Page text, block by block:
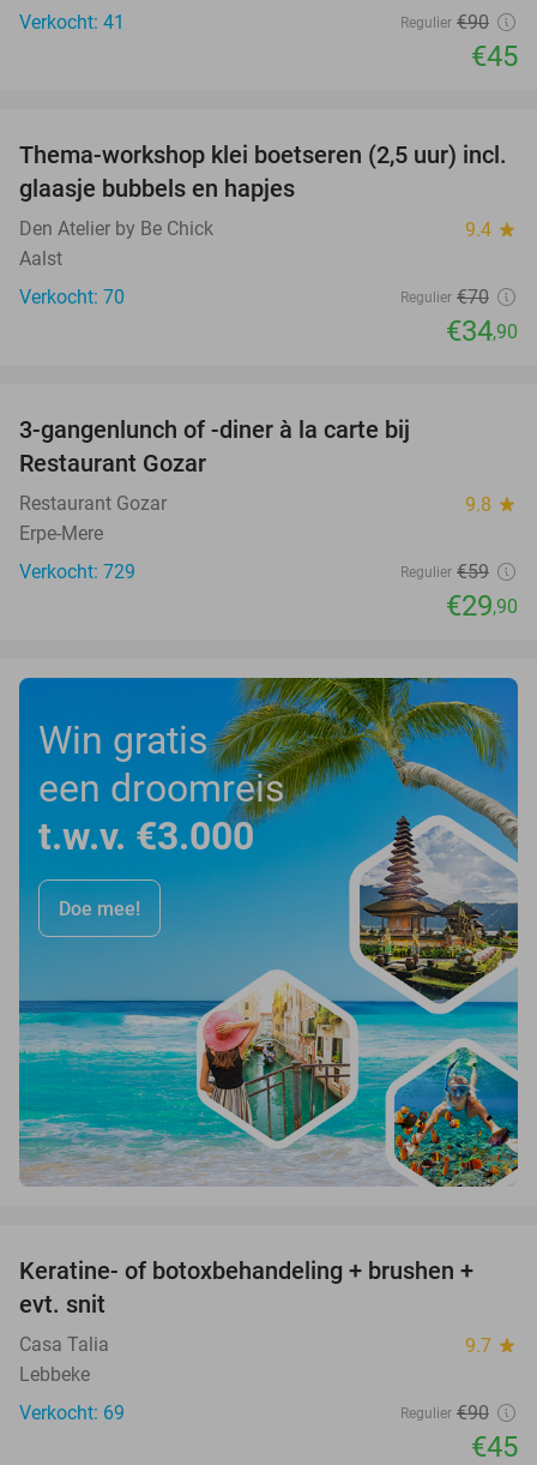
Verkocht: 41 Regulier €90
€45
50%
Thema-workshop klei boetseren (2,5 uur) incl.
glaasje bubbels en hapjes
Den Atelier by Be Chick 9.4 star
Aalst
Verkocht: 70
Regulier €70
€34,90
3-gangenlunch of -diner à la carte bij
Restaurant Gozar
Restaurant Gozar 9.8 star
Erpe-Mere
Verkocht: 729
Regulier €59
€29,90
Win gratis
een droomreis
t.w.v. €3.000
Doe mee!
50%
Keratine- of botoxbehandeling + brushen +
evt. snit
Casa Talia 9.7 star
Lebbeke
Verkocht: 69
Regulier €90
€45